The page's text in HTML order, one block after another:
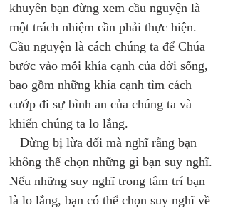
khuyên bạn đừng xem cầu nguyện là
một trách nhiệm cần phải thực hiện.
Cầu nguyện là cách chúng ta để Chúa
bước vào mỗi khía cạnh của đời sống,
bao gồm những khía cạnh tìm cách
cướp đi sự bình an của chúng ta và
khiến chúng ta lo lắng.
Đừng bị lừa dối mà nghĩ rằng bạn
không thể chọn những gì bạn suy nghĩ.
Nếu những suy nghĩ trong tâm trí bạn
là lo lắng, bạn có thể chọn suy nghĩ về